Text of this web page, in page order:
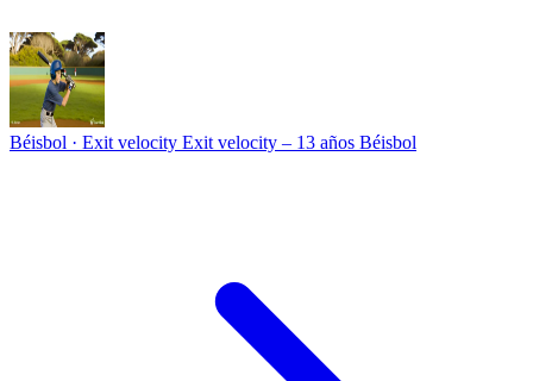
Béisbol · Exit velocity Exit velocity – 13 años Béisbol